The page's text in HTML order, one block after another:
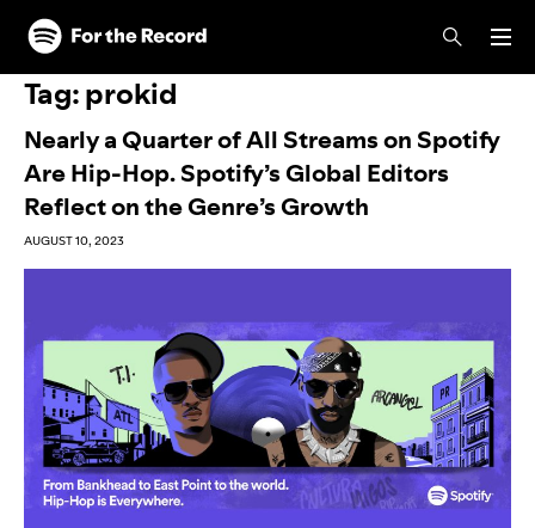
Skip to main content
Skip to footer
Tag:prokid
Nearly a Quarter of All Streams on Spotify
Are Hip-Hop. Spotify’s Global Editors
Reflect on the Genre’s Growth
AUGUST 10, 2023